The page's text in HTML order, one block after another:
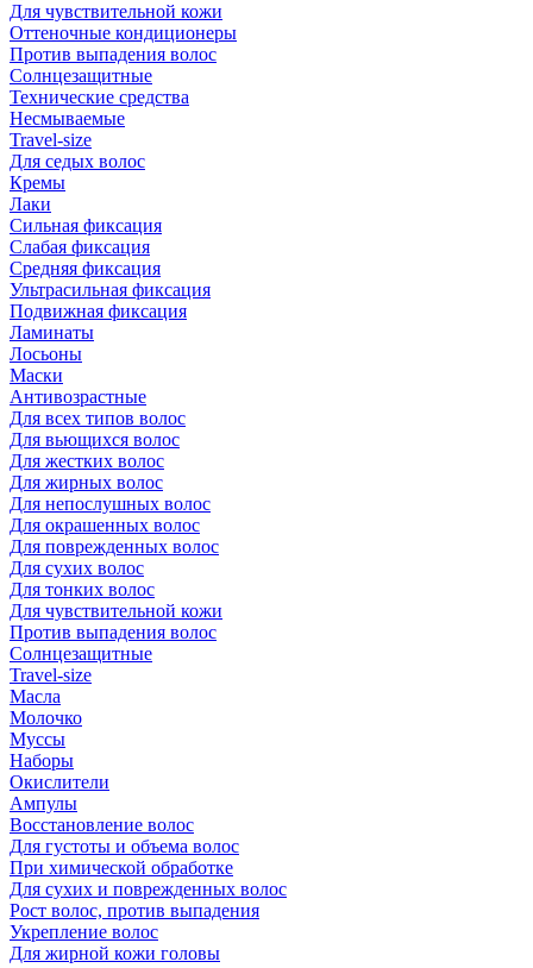
Для чувствительной кожи
Оттеночные кондиционеры
Против выпадения волос
Солнцезащитные
Технические средства
Несмываемые
Travel-size
Для седых волос
Кремы
Лаки
Сильная фиксация
Слабая фиксация
Средняя фиксация
Ультрасильная фиксация
Подвижная фиксация
Ламинаты
Лосьоны
Маски
Антивозрастные
Для всех типов волос
Для вьющихся волос
Для жестких волос
Для жирных волос
Для непослушных волос
Для окрашенных волос
Для поврежденных волос
Для сухих волос
Для тонких волос
Для чувствительной кожи
Против выпадения волос
Солнцезащитные
Travel-size
Масла
Молочко
Муссы
Наборы
Окислители
Ампулы
Восстановление волос
Для густоты и объема волос
При химической обработке
Для сухих и поврежденных волос
Рост волос, против выпадения
Укрепление волос
Для жирной кожи головы